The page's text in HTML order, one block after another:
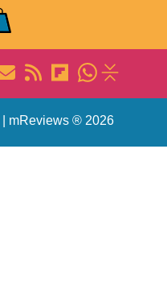
| mReviews ® 2026